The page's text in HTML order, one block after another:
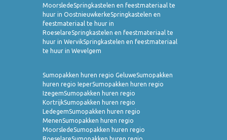
MoorsledeSpringkastelen en feestmateriaal te
huur in OostnieuwkerkeSpringkastelen en
feestmateriaal te huur in
RoeselareSpringkastelen en feestmateriaal te
huur in WervikSpringkastelen en feestmateriaal
te huur in Wevelgem
Sumopakken huren regio GeluweSumopakken
huren regio IeperSumopakken huren regio
IzegemSumopakken huren regio
KortrijkSumopakken huren regio
LedegemSumopakken huren regio
MenenSumopakken huren regio
MoorsledeSumopakken huren regio
RoeselareSumopakken huren regio